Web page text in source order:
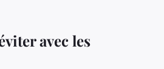
avec les